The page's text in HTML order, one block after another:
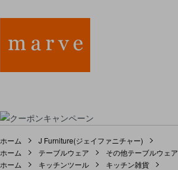
ホーム
J Furniture(ジェイファニチャー)
ホーム
テーブルウェア
その他テーブルウェア
ホーム
キッチンツール
キッチン雑貨